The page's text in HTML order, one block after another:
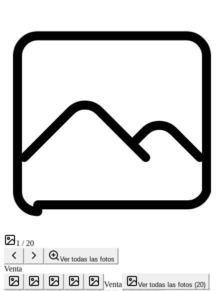
1 /20
Ver todas las fotos
Venta
Venta
Ver todas las fotos (20)